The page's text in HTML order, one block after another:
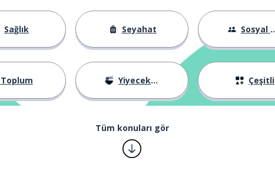
Sağlık Seyahat Sosyal Hayat
Toplum Yiyecekler Çeşitli
Tüm konuları gör